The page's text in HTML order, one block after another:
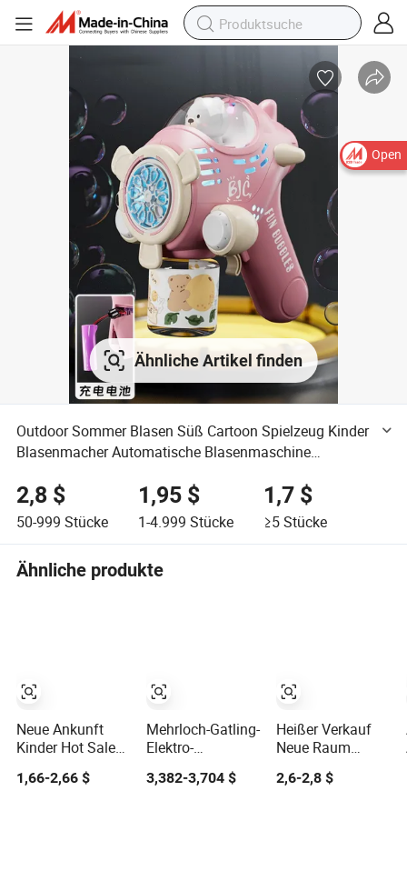
Open
Ähnliche Artikel finden
Outdoor Sommer Blasen Süß Cartoon Spielzeug Kinder
Blasenmacher Automatische Blasenmaschine
2,8 $
50-999 Stücke
1,95 $
1-4.999 Stücke
1,7 $
≥5Stücke
Ähnliche produkte
Neue Ankunft
Kinder Hot Sale
Bildungs
1,66-2,66 $
Mehrloch-Gatling-
Elektro-
Cartoon-
3,382-3,704 $
Heißer Verkauf
Neue Raum
Handheld
2,6-2,8 $